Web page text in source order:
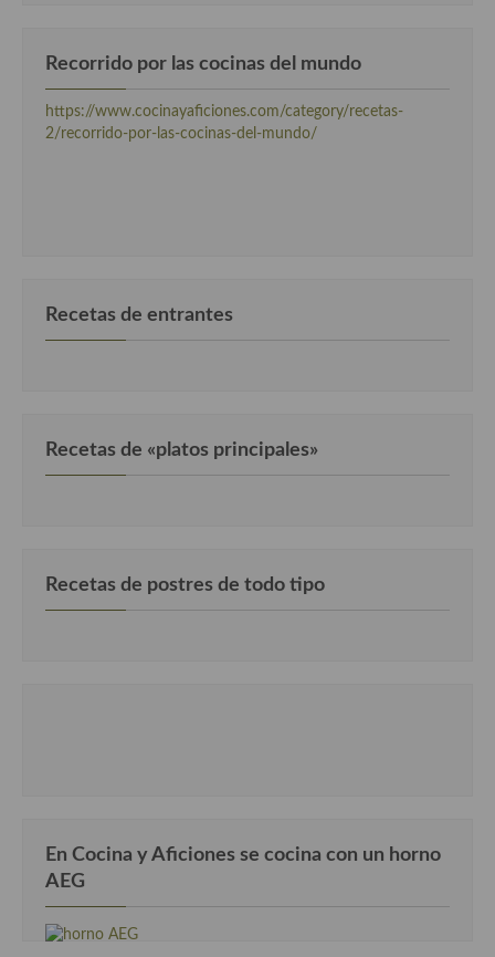
Recorrido por las cocinas del mundo
https://www.cocinayaficiones.com/category/recetas-
2/recorrido-por-las-cocinas-del-mundo/
Recetas de entrantes
Recetas de «platos principales»
Recetas de postres de todo tipo
En Cocina y Aficiones se cocina con un horno
AEG